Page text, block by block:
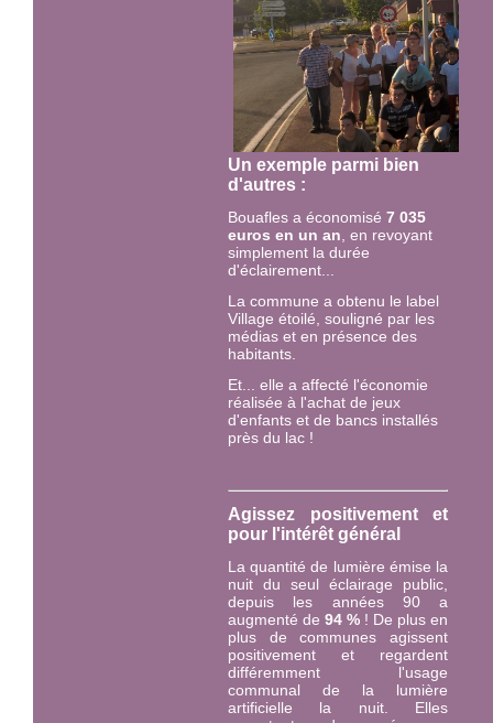
Un exemple parmi bien
d'autres :
Bouafles a économisé 7 035
euros en un an, en revoyant
simplement la durée
d'éclairement...
La commune a obtenu le label
Village étoilé, souligné par les
médias et en présence des
habitants.
Et... elle a affecté l'économie
réalisée à l'achat de jeux
d'enfants et de bancs installés
près du lac !
Agissez positivement et
pour l'intérêt général
La quantité de lumière émise la
nuit du seul éclairage public,
depuis les années 90 a
augmenté de 94 % ! De plus en
plus de communes agissent
positivement et regardent
différemment l'usage
communal de la lumière
artificielle la nuit. Elles